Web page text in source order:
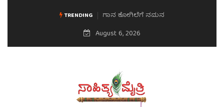
TRENDING ಮನಸಿನ ಸವಿಭಾವ
August 6, 2026